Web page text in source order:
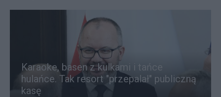
Karaoke, basen z kulkami i tańce
hulańce. Tak resort "przepalał" publiczną
kasę